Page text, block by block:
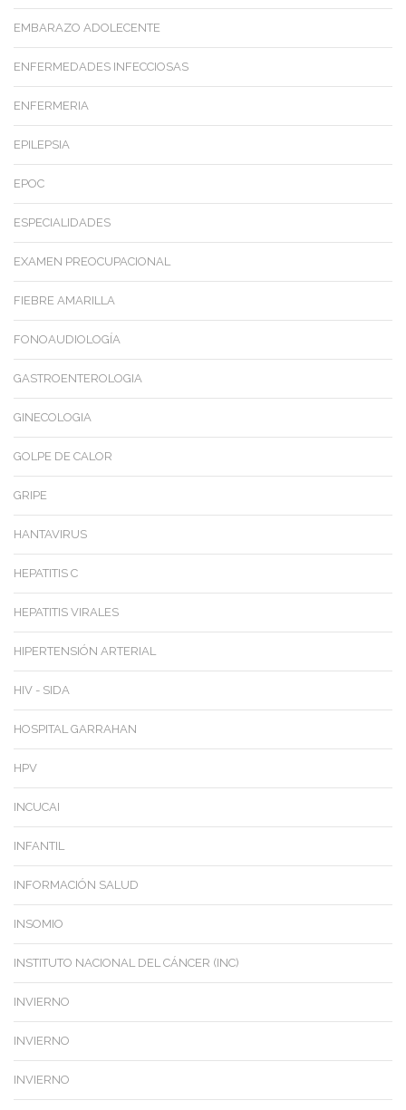
EMBARAZO ADOLECENTE
ENFERMEDADES INFECCIOSAS
ENFERMERIA
EPILEPSIA
EPOC
ESPECIALIDADES
EXAMEN PREOCUPACIONAL
FIEBRE AMARILLA
FONOAUDIOLOGÍA
GASTROENTEROLOGIA
GINECOLOGIA
GOLPE DE CALOR
GRIPE
HANTAVIRUS
HEPATITIS C
HEPATITIS VIRALES
HIPERTENSIÓN ARTERIAL
HIV - SIDA
HOSPITAL GARRAHAN
HPV
INCUCAI
INFANTIL
INFORMACIÓN SALUD
INSOMIO
INSTITUTO NACIONAL DEL CÁNCER (INC)
INVIERNO
INVIERNO
INVIERNO